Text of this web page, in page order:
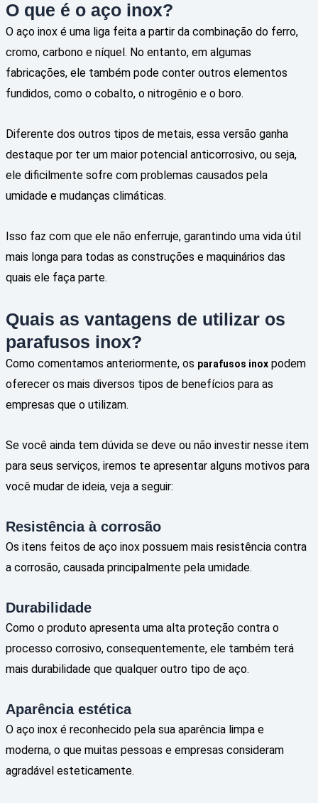
O que é o aço inox?
O aço inox é uma liga feita a partir da combinação do ferro,
cromo, carbono e níquel. No entanto, em algumas
fabricações, ele também pode conter outros elementos
fundidos, como o cobalto, o nitrogênio e o boro.
Diferente dos outros tipos de metais, essa versão ganha
destaque por ter um maior potencial anticorrosivo, ou seja,
ele dificilmente sofre com problemas causados pela
umidade e mudanças climáticas.
Isso faz com que ele não enferruje, garantindo uma vida útil
mais longa para todas as construções e maquinários das
quais ele faça parte.
Quais as vantagens de utilizar os
parafusos inox?
Como comentamos anteriormente, os parafusos inox podem
oferecer os mais diversos tipos de benefícios para as
empresas que o utilizam.
Se você ainda tem dúvida se deve ou não investir nesse item
para seus serviços, iremos te apresentar alguns motivos para
você mudar de ideia, veja a seguir:
Resistência à corrosão
Os itens feitos de aço inox possuem mais resistência contra
a corrosão, causada principalmente pela umidade.
Durabilidade
Como o produto apresenta uma alta proteção contra o
processo corrosivo, consequentemente, ele também terá
mais durabilidade que qualquer outro tipo de aço.
Aparência estética
O aço inox é reconhecido pela sua aparência limpa e
moderna, o que muitas pessoas e empresas consideram
agradável esteticamente.